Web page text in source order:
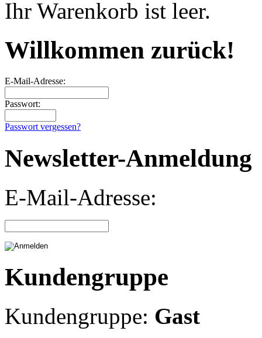
Ihr Warenkorb ist leer.
Willkommen zurück!
E-Mail-Adresse:
Passwort:
Passwort vergessen?
Newsletter-Anmeldung
E-Mail-Adresse:
Kundengruppe
Kundengruppe: Gast